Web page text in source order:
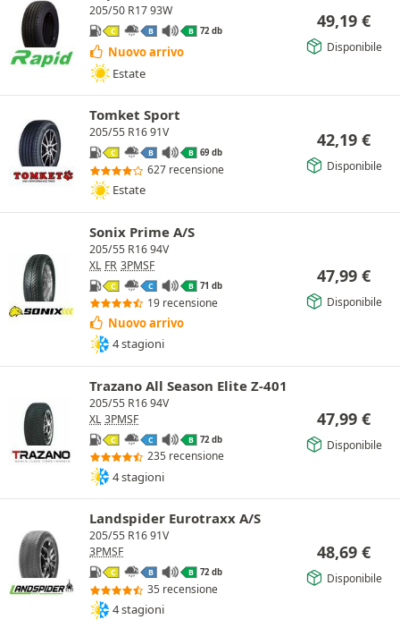
205/50 R17 93W
C B B 72 db
Nuovo arrivo
Estate
49,19 €
Disponibile
Tomket Sport
205/55 R16 91V
C B B 69 db
627 recensione
Estate
42,19 €
Disponibile
Sonix Prime A/S
205/55 R16 94V
XL FR 3PMSF
C C B 71 db
19 recensione
Nuovo arrivo
4 stagioni
47,99 €
Disponibile
Trazano All Season Elite Z-401
205/55 R16 94V
XL 3PMSF
C C B 72 db
235 recensione
4 stagioni
47,99 €
Disponibile
Landspider Eurotraxx A/S
205/55 R16 91V
3PMSF
C B B 72 db
35 recensione
4 stagioni
48,69 €
Disponibile